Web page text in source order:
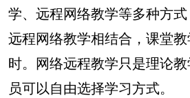
学、远程网络教学等多种方
远程网络教学相结合，课堂
时。网络远程教学只是理论
员可以自由选择学习方式。